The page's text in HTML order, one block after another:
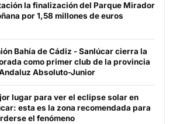
la finalización del Parque Mirador
por 1,58 millones de euros
Bahía de Cádiz - Sanlúcar cierra la
como primer club de la provincia
Absoluto-Junior
lugar para ver el eclipse solar en
esta es la zona recomendada para
el fenómeno